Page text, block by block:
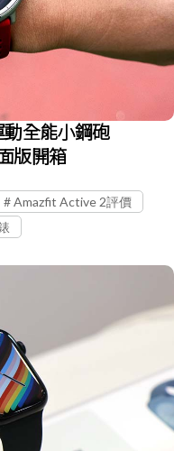
全能小鋼砲
版開箱
Amazfit Active 2評價